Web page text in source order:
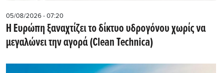
05/08/2026 - 07:20
Η Ευρώπη ξαναχτίζει το δίκτυο υδρογόνου χωρίς να
μεγαλώνει την αγορά (Clean Technica)